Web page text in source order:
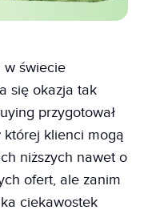
w świecie
się okazja tak
przygotował
klienci mogą
niższych nawet o
ofert, ale zanim
ciekawostek